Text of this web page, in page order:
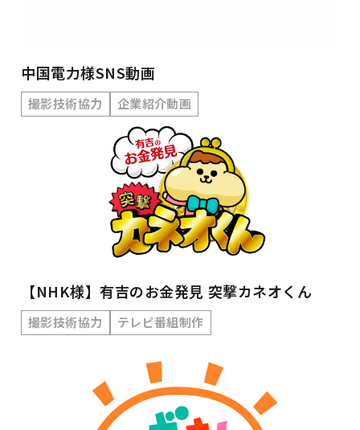
中国電力様SNS動画
撮影技術協力 企業紹介動画
【NHK様】有吉のお金発見 突撃カネオくん
撮影技術協力 テレビ番組制作